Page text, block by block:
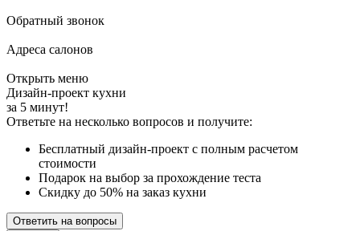
Обратный звонок
Адреса салонов
Открыть меню
Дизайн-проект кухни
за 5 минут!
Ответьте на несколько вопросов и получите:
Бесплатный дизайн-проект с полным расчетом
стоимости
Подарок на выбор за прохождение теста
Скидку до 50% на заказ кухни
Ответить на вопросы